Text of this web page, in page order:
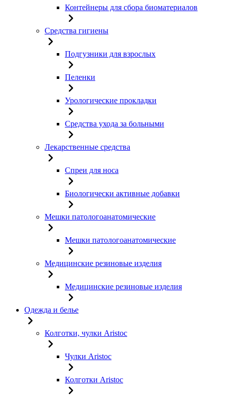
Контейнеры для сбора биоматериалов
Средства гигиены
Подгузники для взрослых
Пеленки
Урологические прокладки
Средства ухода за больными
Лекарственные средства
Спреи для носа
Биологически активные добавки
Мешки патологоанатомические
Мешки патологоанатомические
Медицинские резиновые изделия
Медицинские резиновые изделия
Одежда и белье
Колготки, чулки Aristoc
Чулки Aristoc
Колготки Aristoc